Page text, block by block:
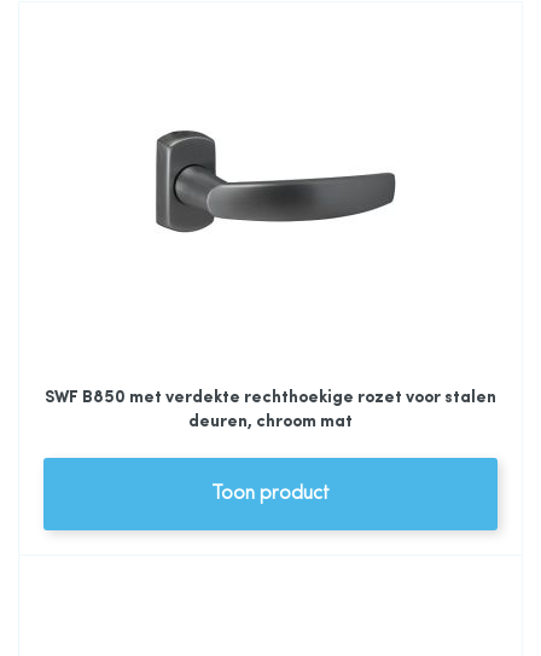
SWF B850 met verdekte rechthoekige rozet voor stalen
deuren, chroom mat
Toon product